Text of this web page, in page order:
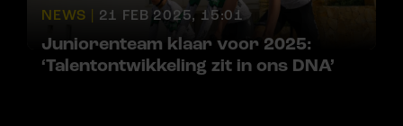
NEWS | 21 FEB 2025, 15:01
Juniorenteam klaar voor 2025:
‘Talentontwikkeling zit in ons DNA’